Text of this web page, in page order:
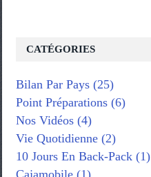
CATÉGORIES
Bilan Par Pays (25)
Point Préparations (6)
Nos Vidéos (4)
Vie Quotidienne (2)
10 Jours En Back-Pack (1)
Cajamobile (1)